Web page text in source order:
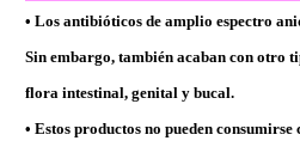
• Los antibióticos de amplio espectro
Sin embargo, también acaban con otro
flora intestinal, genital y bucal.
• Estos productos no pueden